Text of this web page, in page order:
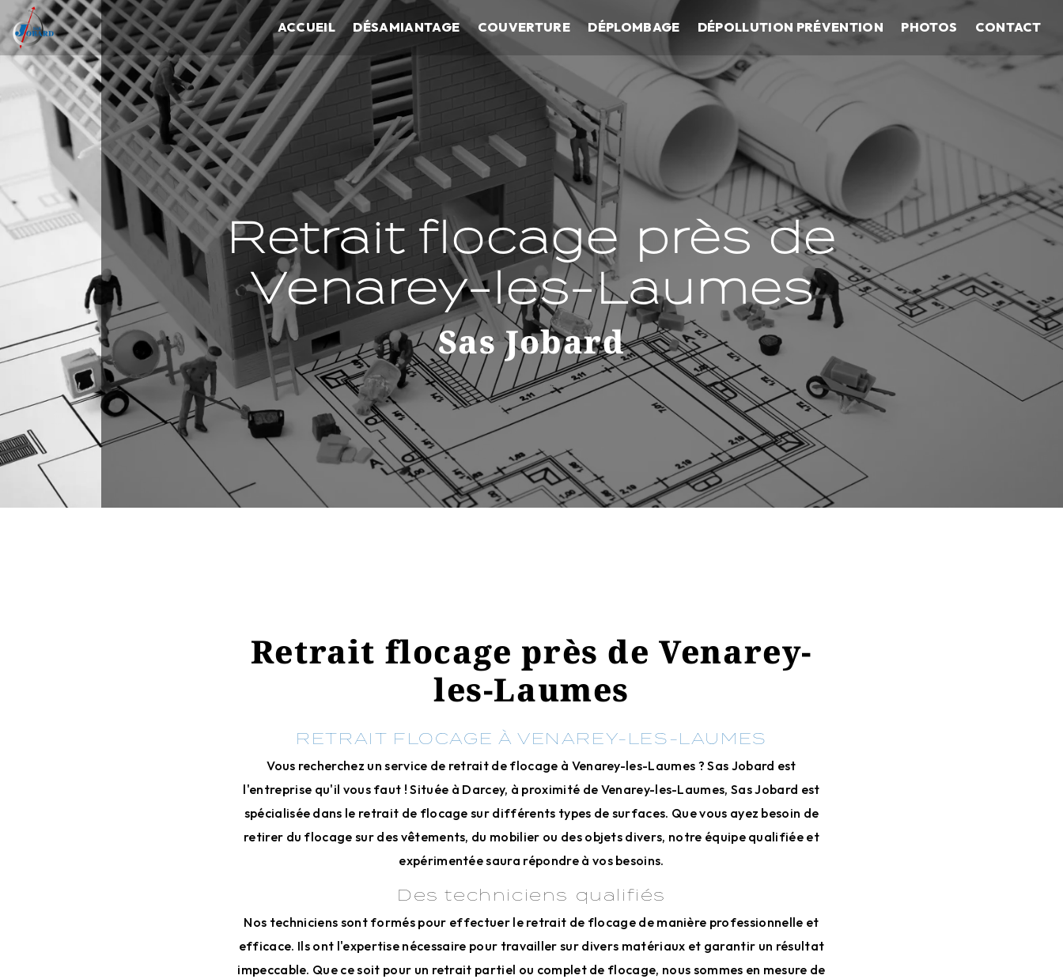
ACCUEIL DÉSAMIANTAGE COUVERTURE DÉPLOMBAGE DÉPOLLUTION PRÉVENTION PHOTOS CONTACT
Retrait flocage près de
Venarey-les-Laumes
Sas Jobard
Retrait flocage près de Venarey-
les-Laumes
RETRAIT FLOCAGE À VENAREY-LES-LAUMES
Vous recherchez un service de retrait de flocage à Venarey-les-Laumes ? Sas Jobard est
l'entreprise qu'il vous faut ! Située à Darcey, à proximité de Venarey-les-Laumes, Sas Jobard est
spécialisée dans le retrait de flocage sur différents types de surfaces. Que vous ayez besoin de
retirer du flocage sur des vêtements, du mobilier ou des objets divers, notre équipe qualifiée et
expérimentée saura répondre à vos besoins.
Des techniciens qualifiés
Nos techniciens sont formés pour effectuer le retrait de flocage de manière professionnelle et
efficace. Ils ont l'expertise nécessaire pour travailler sur divers matériaux et garantir un résultat
impeccable. Que ce soit pour un retrait partiel ou complet de flocage, nous sommes en mesure de
Panneau de gestion des cookies